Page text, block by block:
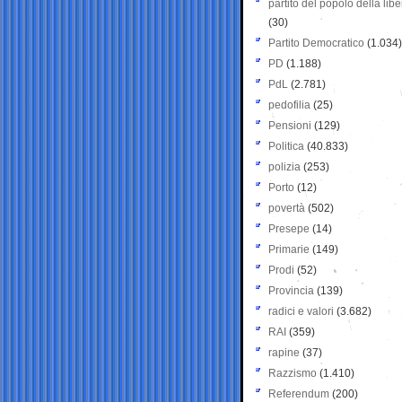
partito del popolo della
(30)
Partito Democratico (1.034)
PD (1.188)
PdL (2.781)
pedofilia (25)
Pensioni (129)
Politica (40.833)
polizia (253)
Porto (12)
povertà (502)
Presepe (14)
Primarie (149)
Prodi (52)
Provincia (139)
radici e valori (3.682)
RAI (359)
rapine (37)
Razzismo (1.410)
Referendum (200)